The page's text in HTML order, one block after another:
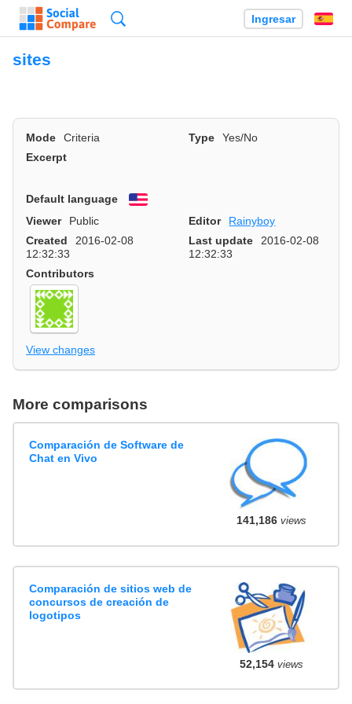
Ingresar
sites
Mode Criteria Type
Yes/No
Excerpt
Default language
English
Viewer
Public Editor
Rainyboy
Created
2016-02-08
12:32:33
Last update
2016-02-08
12:32:33
Contributors
View changes
More comparisons
Comparación de Software de
Chat en Vivo
141,186views
Comparación de sitios web de
concursos de creación de
logotipos
52,154views